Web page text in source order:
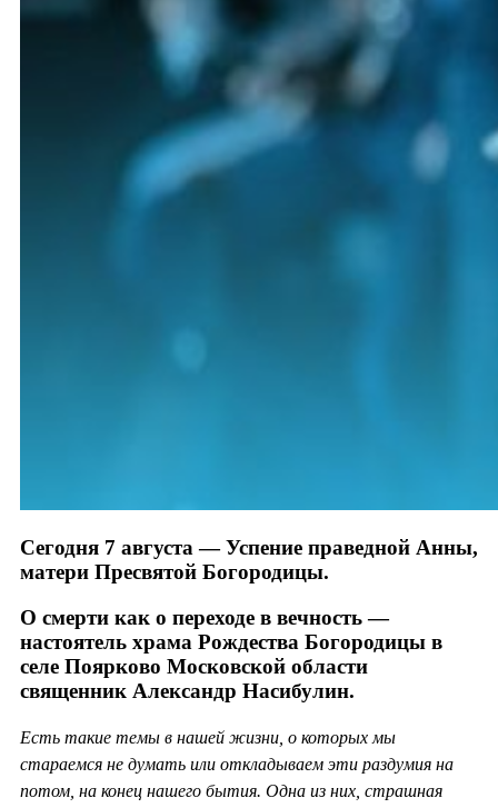
Сегодня 7 августа — Успение праведной Анны,
матери Пресвятой Богородицы.
О смерти как о переходе в вечность —
настоятель храма Рождества Богородицы в
селе Поярково Московской области
священник Александр Насибулин.
Есть такие темы в нашей жизни, о которых мы
стараемся не думать или откладываем эти раздумия на
потом, на конец нашего бытия. Одна из них, страшная